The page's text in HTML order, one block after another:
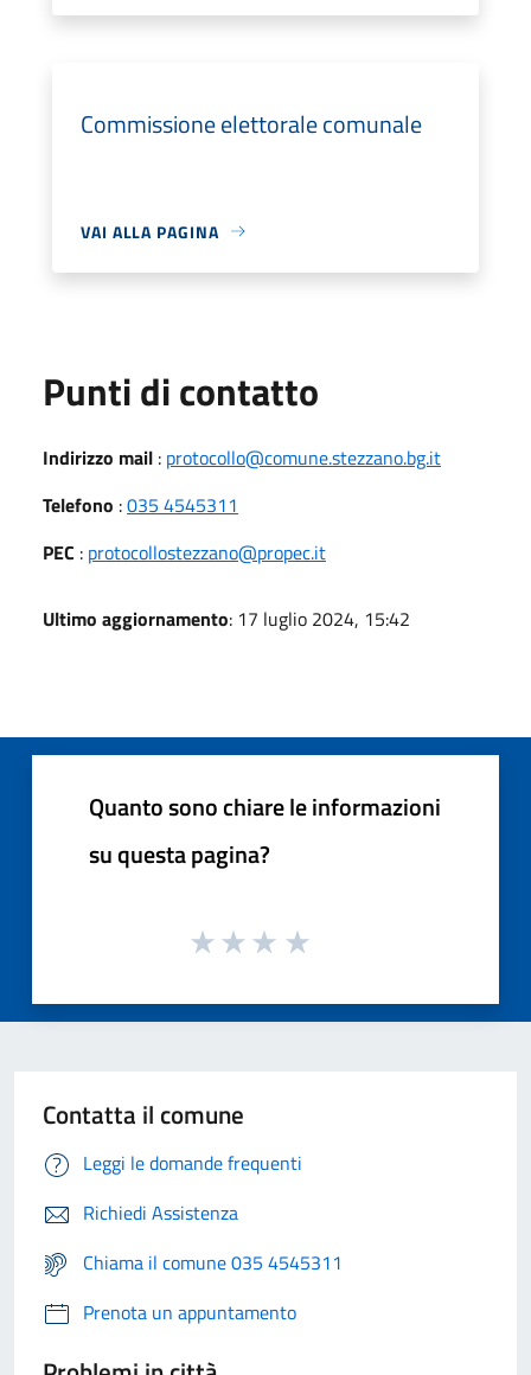
Commissione elettorale comunale
VAI ALLA PAGINA
Punti di contatto
Indirizzo mail : protocollo@comune.stezzano.bg.it
Telefono :035 4545311
PEC : protocollostezzano@propec.it
Ultimo aggiornamento: 17 luglio 2024, 15:42
Quanto sono chiare le informazioni
su questa pagina?
Contatta il comune
Leggi le domande frequenti
Richiedi Assistenza
Chiama il comune 035 4545311
Prenota un appuntamento